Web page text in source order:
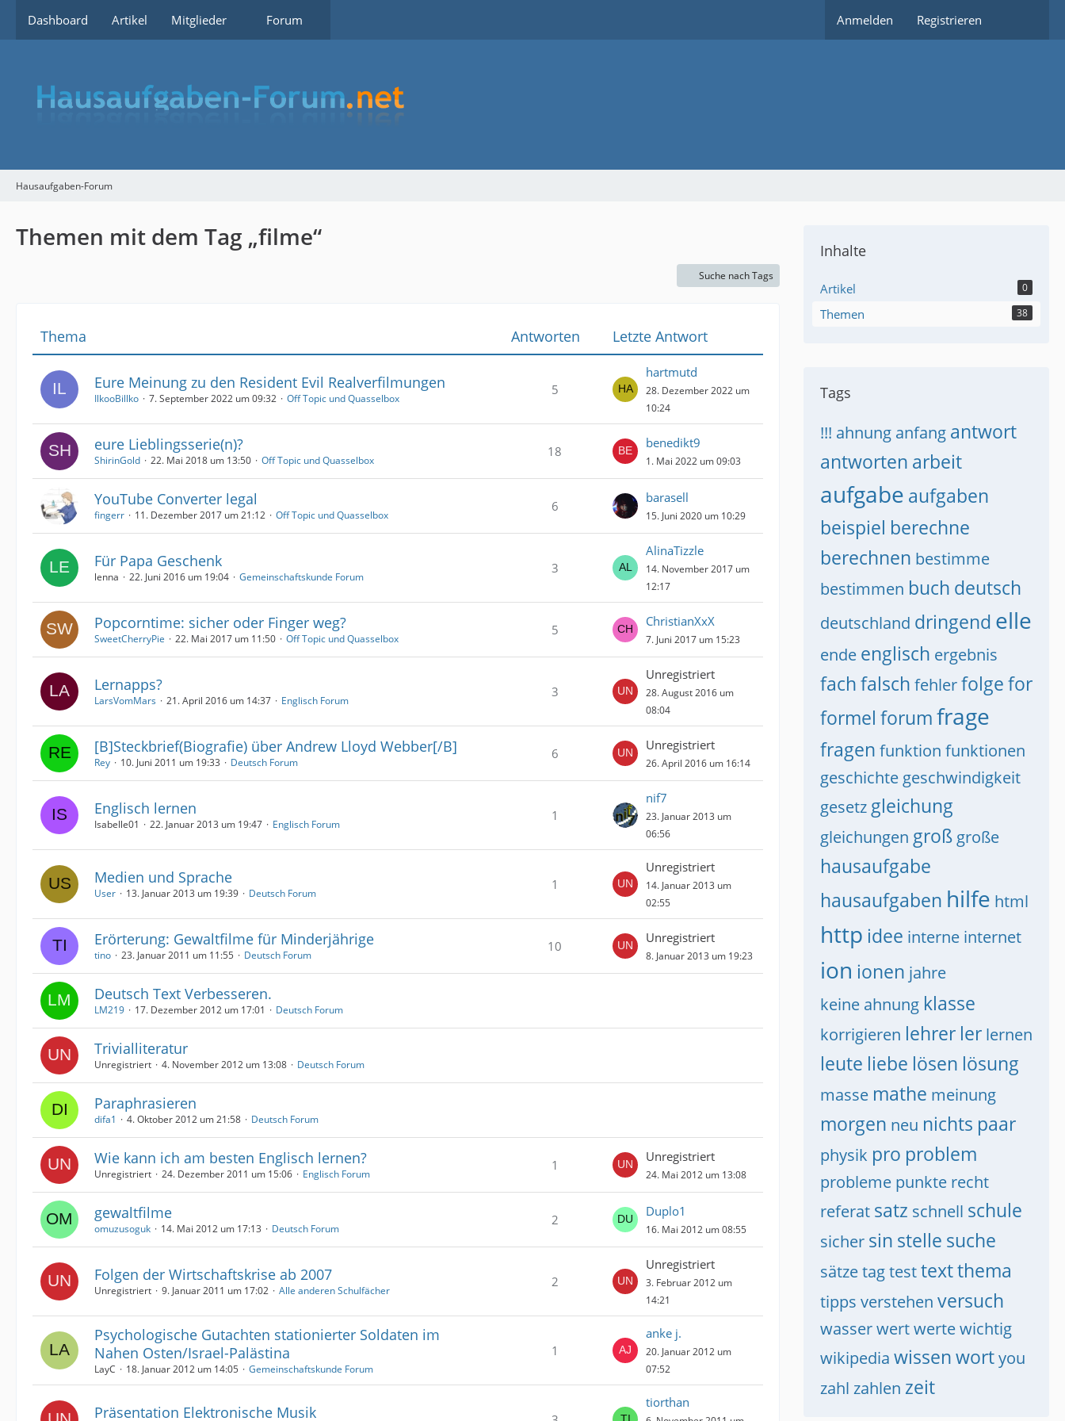
Dashboard Artikel Mitglieder Forum Anmelden Registrieren
Hausaufgaben-Forum
Themen mit dem Tag „filme“
Suche nach Tags
Thema Antworten Letzte Antwort
Eure Meinung zu den Resident Evil Realverfilmungen
IlkooBillko 7. September 2022 um 09:32 Off Topic und Quasselbox
5
hartmutd
28. Dezember 2022 um
10:24
eure Lieblingsserie(n)?
ShirinGold 22. Mai 2018 um 13:50 Off Topic und Quasselbox
18
benedikt9
1. Mai 2022 um 09:03
YouTube Converter legal
fingerr 11. Dezember 2017 um 21:12 Off Topic und Quasselbox
6
barasell
15. Juni 2020 um 10:29
Für Papa Geschenk
lenna 22. Juni 2016 um 19:04 Gemeinschaftskunde Forum
3
AlinaTizzle
14. November 2017 um
12:17
Popcorntime: sicher oder Finger weg?
SweetCherryPie 22. Mai 2017 um 11:50 Off Topic und Quasselbox
5
ChristianXxX
7. Juni 2017 um 15:23
Lernapps?
LarsVomMars 21. April 2016 um 14:37 Englisch Forum
3
Unregistriert
28. August 2016 um
08:04
[B]Steckbrief(Biografie) über Andrew Lloyd Webber[/B]
Rey 10. Juni 2011 um 19:33 Deutsch Forum
6
Unregistriert
26. April 2016 um 16:14
Englisch lernen
Isabelle01 22. Januar 2013 um 19:47 Englisch Forum
1
nif7
23. Januar 2013 um
06:56
Medien und Sprache
User 13. Januar 2013 um 19:39 Deutsch Forum
1
Unregistriert
14. Januar 2013 um
02:55
Erörterung: Gewaltfilme für Minderjährige
tino 23. Januar 2011 um 11:55 Deutsch Forum
10
Unregistriert
8. Januar 2013 um 19:23
Deutsch Text Verbesseren.
LM219 17. Dezember 2012 um 17:01 Deutsch Forum
Trivialliteratur
Unregistriert 4. November 2012 um 13:08 Deutsch Forum
Paraphrasieren
difa1 4. Oktober 2012 um 21:58 Deutsch Forum
Wie kann ich am besten Englisch lernen?
Unregistriert 24. Dezember 2011 um 15:06 Englisch Forum
1
Unregistriert
24. Mai 2012 um 13:08
gewaltfilme
omuzusoguk 14. Mai 2012 um 17:13 Deutsch Forum
2
Duplo1
16. Mai 2012 um 08:55
Folgen der Wirtschaftskrise ab 2007
Unregistriert 9. Januar 2011 um 17:02 Alle anderen Schulfächer
2
Unregistriert
3. Februar 2012 um
14:21
Psychologische Gutachten stationierter Soldaten im
Nahen Osten/Israel-Palästina
LayC 18. Januar 2012 um 14:05 Gemeinschaftskunde Forum
1
anke j.
20. Januar 2012 um
07:52
Präsentation Elektronische Musik
tiorthan
Inhalte
Artikel 0
Themen 38
Tags
!!! ahnung anfang antwort
antworten arbeit
aufgabe aufgaben
beispiel berechne
berechnen bestimme
bestimmen buch deutsch
deutschland dringend elle
ende englisch ergebnis
fachfalsch fehlerfolgefor
formel forumfrage
fragen funktion funktionen
geschichte geschwindigkeit
gesetz gleichung
gleichungen groß große
hausaufgabe
hausaufgaben hilfe html
http idee interne internet
ion ionen jahre
keine ahnung klasse
korrigieren lehrer ler lernen
leute liebe lösen lösung
masse mathe meinung
morgen neu nichts paar
physik pro problem
probleme punkte recht
referat satz schnell schule
sicher sin stelle suche
sätzetagtesttextthema
tipps verstehen versuch
wasserwertwertewichtig
wikipedia wissenwortyou
zahl zahlen zeit